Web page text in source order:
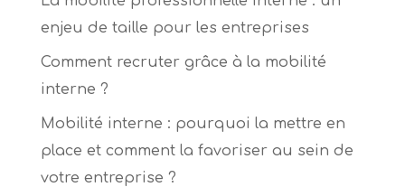
enjeu de taille pour les entreprises
Comment recruter grâce à la mobilité
interne ?
Mobilité interne : pourquoi la mettre en
place et comment la favoriser au sein de
votre entreprise ?